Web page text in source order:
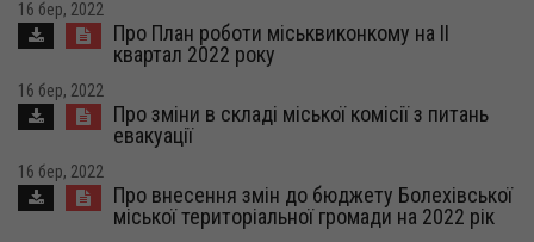
16 бер, 2022
Про План роботи міськвиконкому на ІІ
квартал 2022 року
16 бер, 2022
Про зміни в складі міської комісії з питань
евакуації
16 бер, 2022
Про внесення змін до бюджету Болехівської
міської територіальної громади на 2022 рік